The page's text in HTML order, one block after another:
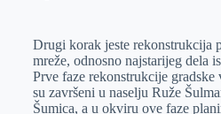
Drugi korak jeste rekonstrukcija
mreže, odnosno najstarijeg dela
Prve faze rekonstrukcije
su završeni u naselju Ruže
Šumica, a u okviru ove faze